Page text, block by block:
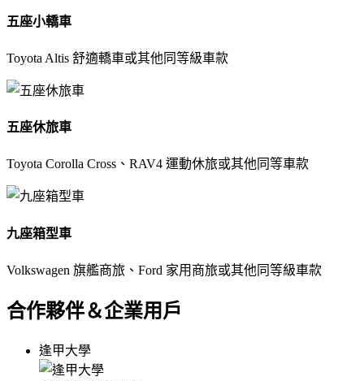
五座小轎車
Toyota Altis 舒適轎車或其他同等級車款
五座休旅車
Toyota Corolla Cross、RAV4 運動休旅或其他同等車款
九座箱型車
Volkswagen 旗艦商旅、Ford 家用商旅或其他同等級車款
合作夥伴＆企業用戶
逢甲大學